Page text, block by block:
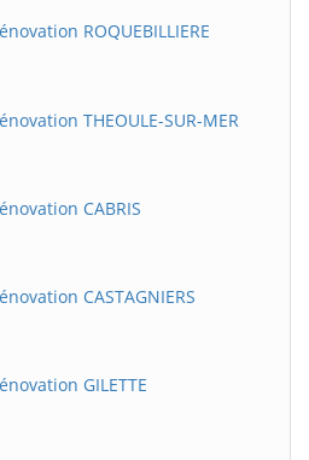
ROQUEBILLIERE
THEOULE-SUR-MER
CABRIS
CASTAGNIERS
GILETTE